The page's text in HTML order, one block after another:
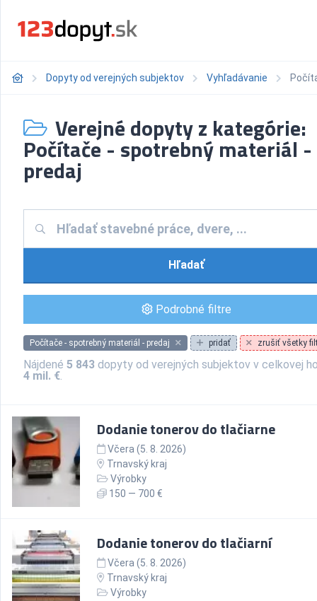
Dopyty od verejných subjektov Vyhľadávanie
Verejné dopyty z kategórie:
Počítače - spotrebný materiál -
predaj
Hľadať
Podrobné filtre
Počítače - spotrebný materiál - predaj pridať zrušiť všetky
Nájdené 5 843 dopyty od verejných subjektov v celkovej
4 mil. €.
Dodanie tonerov do tlačiarne
Včera (5. 8. 2026)
Trnavský kraj
Výrobky
150 — 700 €
Dodanie tonerov do tlačiarní
Včera (5. 8. 2026)
Trnavský kraj
Výrobky